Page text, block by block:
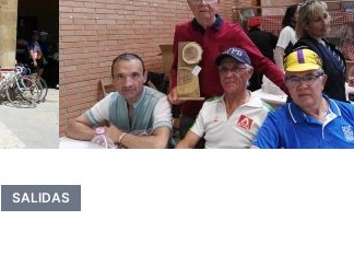
SALIDAS